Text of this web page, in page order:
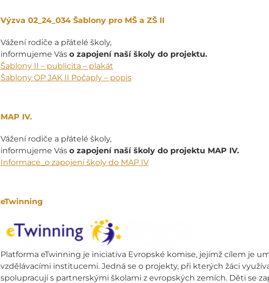
Výzva 02_24_034 Šablony pro MŠ a ZŠ II
Vážení rodiče a přátelé školy,
informujeme Vás o zapojení naší školy do projektu.
Šablony II – publicita – plakát
Šablony OP JAK II Počaply – popis
MAP IV.
Vážení rodiče a přátelé školy,
informujeme Vás o zapojení naší školy do projektu MAP IV.
Informace_o zapojení školy do MAP IV
eTwinning
Platforma eTwinning je iniciativa Evropské komise, jejímž cílem je
vzdělávacími institucemi. Jedná se o projekty, při kterých žáci
spolupracují s partnerskými školami z evropských zemích. Děti se